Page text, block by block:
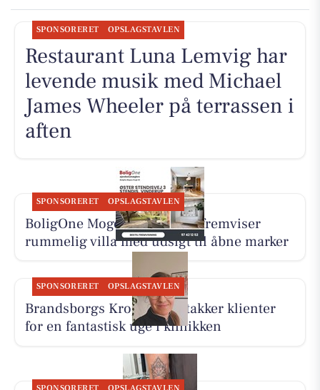
SPONSORERET OPSLAGSTAVLEN
Restaurant Luna Lemvig har
levende musik med Michael
James Wheeler på terrassen i
aften
SPONSORERET OPSLAGSTAVLEN
BoligOne Mogens Kragh I/S fremviser
rummelig villa med udsigt til åbne marker
SPONSORERET OPSLAGSTAVLEN
Brandsborgs Kropsterapi takker klienter
for en fantastisk uge i klinikken